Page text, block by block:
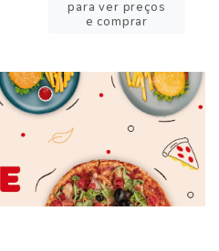
para ver preços
e comprar